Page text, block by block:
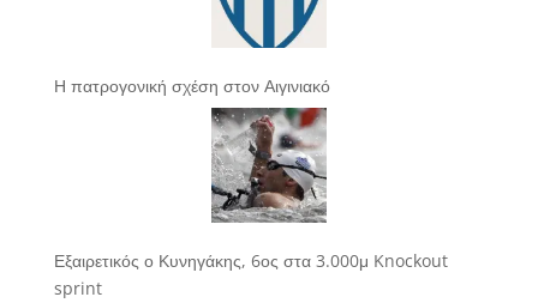
Η πατρογονική σχέση στον Αιγινιακό
Εξαιρετικός ο Κυνηγάκης, 6ος στα 3.000μ Knockout
sprint